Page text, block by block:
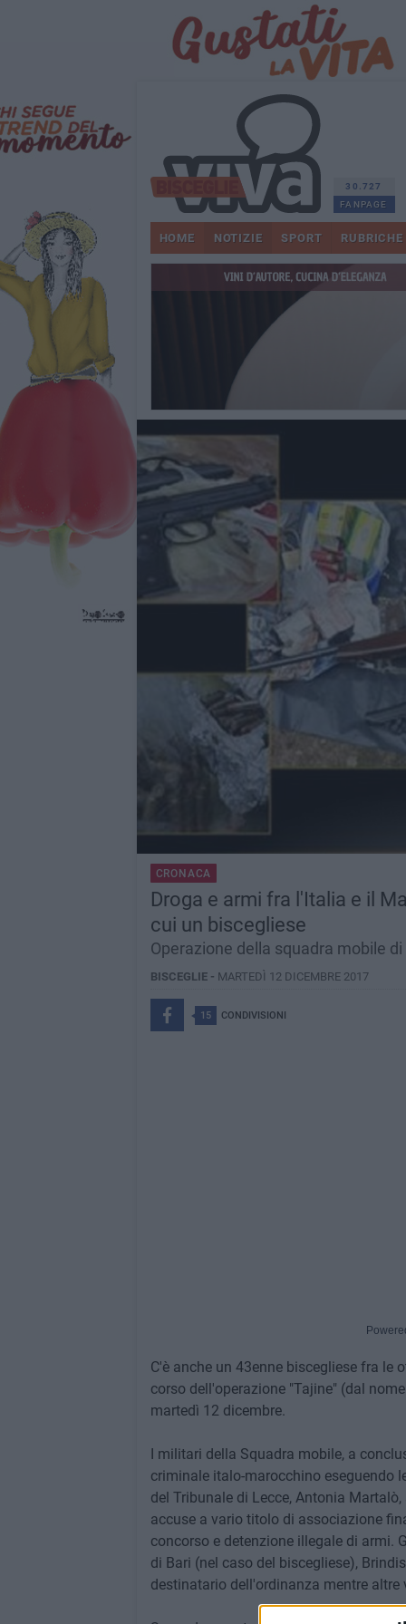
30.727
FANPAGE
HOME NOTIZIE SPORT RUBRICHE
CRONACA
Droga e armi fra l'Italia e il
cui un biscegliese
Operazione della squadra mobile di
BISCEGLIE - MARTEDÌ 12 DICEMBRE 2017
15 CONDIVISIONI
C'è anche un 43enne biscegliese fra le
corso dell'operazione "Tajine" (dal
martedì 12 dicembre.
I militari della Squadra mobile, a
criminale italo-marocchino eseguendo
del Tribunale di Lecce, Antonia
accuse a vario titolo di associazione
concorso e detenzione illegale di armi.
di Bari (nel caso del biscegliese),
destinatario dell'ordinanza mentre